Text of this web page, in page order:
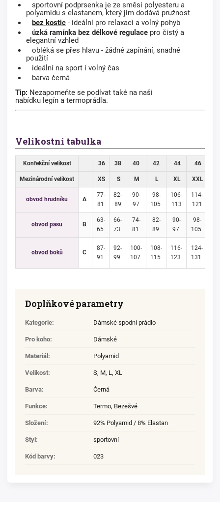
sportovní podprsenka je ze směsi polyesteru a
polyamidu s elastanem, který jim dodává pružnost
bez kostic - ideální pro relaxaci a volný pohyb
úzká ramínka bez délkové regulace pro čistý a
elegantní vzhled
obléká se přes hlavu - žádné zapínání, snadné
použití
ideální na sport i volný čas
barva černá
Tip: Nezapomeňte se podívat také na naši
nabídku legín a termoprádla.
Velikostní tabulka
Konfekční velikost 36 38 40 42 44 46
Mezinárodní velikost XS S M L XL XXL
obvod hrudníku A
77-
81
82-
89
90-
97
98-
105
106-
113
114-
121
obvod pasu B
63-
65
66-
73
74-
81
82-
89
90-
97
98-
105
obvod boků C
87-
91
92-
99
100-
107
108-
115
116-
123
124-
131
Doplňkové parametry
Kategorie: Dámské spodní prádlo
Pro koho: Dámské
Materiál : Polyamid
Velikost: S, M, L , XL
Barva: Černá
Funkce: Termo, Bezešvé
Složení: 92% Polyamid / 8% Elastan
Styl : sportovní
Kód barvy: 023